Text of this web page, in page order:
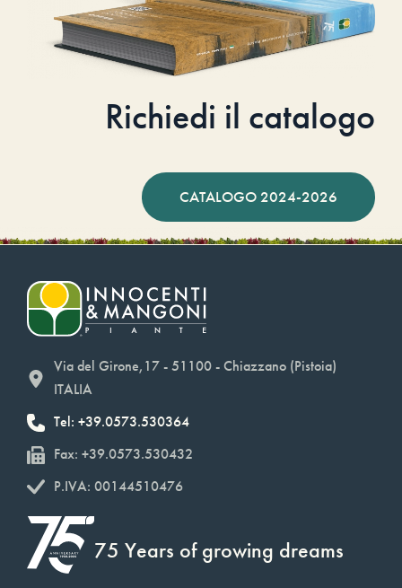
Richiedi il catalogo
CATALOGO 2024-2026
Via del Girone,17 - 51100 - Chiazzano (Pistoia)
ITALIA
Tel: +39.0573.530364
Fax: +39.0573.530432
P.IVA: 00144510476
75 Years of growing dreams